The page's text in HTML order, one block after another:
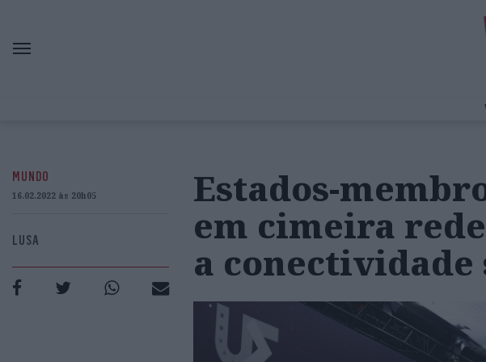
MUNDO
16.02.2022 às 20h05
LUSA
Estados-
em cimeira
a conectividade